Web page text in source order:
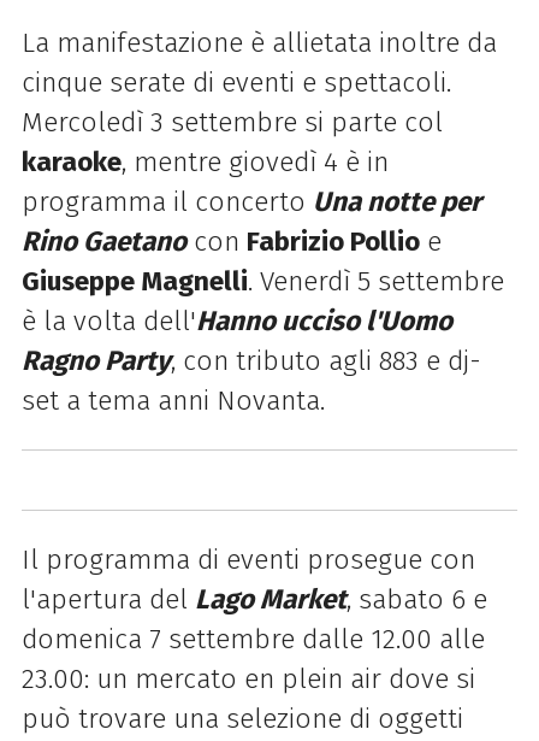
La manifestazione è allietata inoltre da
cinque serate di eventi e spettacoli.
Mercoledì 3 settembre si parte col
karaoke, mentre giovedì 4 è in
programma il concerto Una notte per
Rino Gaetano con Fabrizio Pollioe
Giuseppe Magnelli. Venerdì 5 settembre
è la volta dell'Hanno ucciso l'Uomo
Ragno Party, con tributo agli 883 e dj-
set a tema anni Novanta.
Il programma di eventi prosegue con
l'apertura del Lago Market, sabato 6 e
domenica 7 settembre dalle 12.00 alle
23.00: un mercato en plein air dove si
può trovare una selezione di oggetti